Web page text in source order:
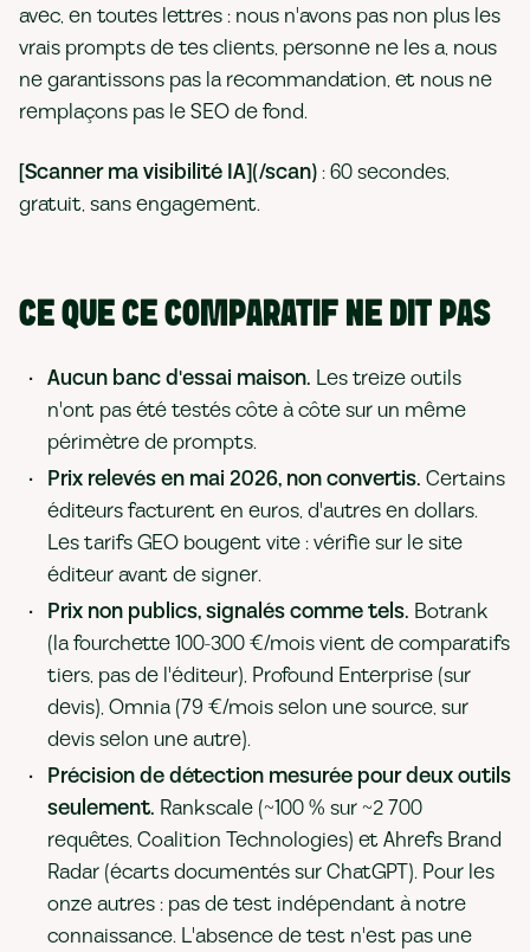
avec, en toutes lettres : nous n'avons pas non plus les
vrais prompts de tes clients, personne ne les a, nous
ne garantissons pas la recommandation, et nous ne
remplaçons pas le SEO de fond.
[Scanner ma visibilité IA](/scan) : 60 secondes,
gratuit, sans engagement.
CE QUE CE COMPARATIF NE DIT PAS
Aucun banc d'essai maison. Les treize outils
n'ont pas été testés côte à côte sur un même
périmètre de prompts.
Prix relevés en mai 2026, non convertis. Certains
éditeurs facturent en euros, d'autres en dollars.
Les tarifs GEO bougent vite : vérifie sur le site
éditeur avant de signer.
Prix non publics, signalés comme tels. Botrank
(la fourchette 100-300 €/mois vient de comparatifs
tiers, pas de l'éditeur), Profound Enterprise (sur
devis), Omnia (79 €/mois selon une source, sur
devis selon une autre).
Précision de détection mesurée pour deux outils
seulement. Rankscale (~100 % sur ~2 700
requêtes, Coalition Technologies) et Ahrefs Brand
Radar (écarts documentés sur ChatGPT). Pour les
onze autres : pas de test indépendant à notre
connaissance. L'absence de test n'est pas une